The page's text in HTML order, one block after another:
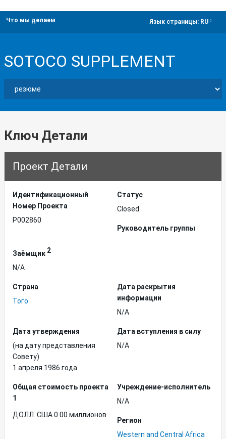
Что мы делаем Язык страницы: RU
SOTOCO SUPPLEMENT
Ключ Детали
Проект Детали
Идентификационный
Hомер Проекта
P002860
Статус
Closed
Руководитель группы
Заёмщик 2
N/A
Страна
Того
Дата раскрытия
информации
N/A
Дата утверждения
(на дату представления
Совету)
1 апреля 1986 года
Дата вступления в силу
N/A
Общая стоимость проекта
1
ДОЛЛ. США 0.00 миллионов
Учреждение-исполнитель
N/A
Регион
Western and Central Africa